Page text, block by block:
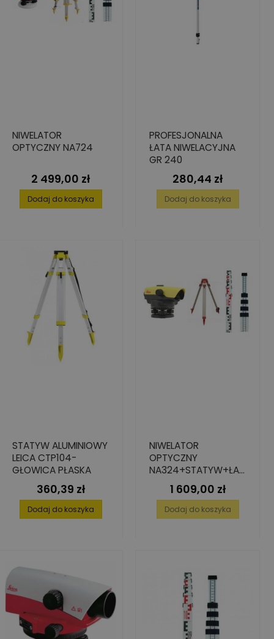
NIWELATOR
OPTYCZNY NA724
Cena
2 499,00 zł
Dodaj do koszyka
PROFESJONALNA
ŁATA NIWELACYJNA
GR 240
Cena
280,44 zł
Dodaj do koszyka
STATYW ALUMINIOWY
LEICA CTP104-
GŁOWICA PŁASKA
Cena
360,39 zł
Dodaj do koszyka
NIWELATOR
OPTYCZNY
NA324+STATYW+ŁAT
A 5MCena
1 609,00 zł
Dodaj do koszyka